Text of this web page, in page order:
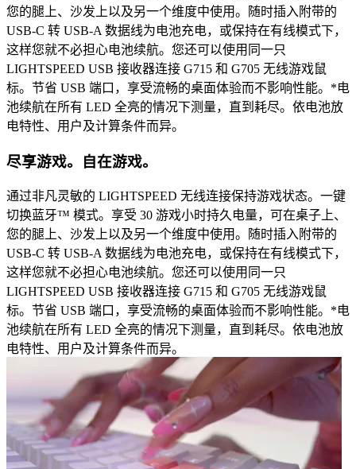
您的腿上、沙发上以及另一个维度中使用。随时插入附带的
USB-C 转 USB-A 数据线为电池充电，或保持在有线模式下，
这样您就不必担心电池续航。您还可以使用同一只
LIGHTSPEED USB 接收器连接 G715 和 G705 无线游戏鼠
标。节省 USB 端口，享受流畅的桌面体验而不影响性能。*电
池续航在所有 LED 全亮的情况下测量，直到耗尽。依电池放
电特性、用户及计算条件而异。
尽享游戏。自在游戏。
通过非凡灵敏的 LIGHTSPEED 无线连接保持游戏状态。一键
切换蓝牙™ 模式。享受 30 游戏小时持久电量，可在桌子上、
您的腿上、沙发上以及另一个维度中使用。随时插入附带的
USB-C 转 USB-A 数据线为电池充电，或保持在有线模式下，
这样您就不必担心电池续航。您还可以使用同一只
LIGHTSPEED USB 接收器连接 G715 和 G705 无线游戏鼠
标。节省 USB 端口，享受流畅的桌面体验而不影响性能。*电
池续航在所有 LED 全亮的情况下测量，直到耗尽。依电池放
电特性、用户及计算条件而异。